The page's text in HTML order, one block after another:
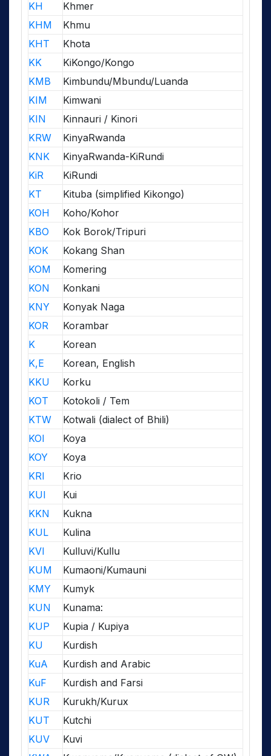
KH
Khmer
KHM
Khmu
KHT
Khota
KK
KiKongo/Kongo
KMB
Kimbundu/Mbundu/Luanda
KIM
Kimwani
KIN
Kinnauri / Kinori
KRW
KinyaRwanda
KNK
KinyaRwanda-KiRundi
KiR
KiRundi
KT
Kituba (simplified Kikongo)
KOH
Koho/Kohor
KBO
Kok Borok/Tripuri
KOK
Kokang Shan
KOM
Komering
KON
Konkani
KNY
Konyak Naga
KOR
Korambar
K
Korean
K,E
Korean, English
KKU
Korku
KOT
Kotokoli / Tem
KTW
Kotwali (dialect of Bhili)
KOI
Koya
KOY
Koya
KRI
Krio
KUI
Kui
KKN
Kukna
KUL
Kulina
KVI
Kulluvi/Kullu
KUM
Kumaoni/Kumauni
KMY
Kumyk
KUN
Kunama:
KUP
Kupia / Kupiya
KU
Kurdish
KuA
Kurdish and Arabic
KuF
Kurdish and Farsi
KUR
Kurukh/Kurux
KUT
Kutchi
KUV
Kuvi